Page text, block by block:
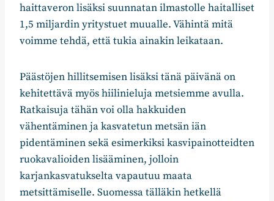
haittaveron lisäksi suunnatan ilmastolle haitalliset
1,5 miljardin yritystuet muualle. Vähintä mitä
voimme tehdä, että tukia ainakin leikataan.
Päästöjen hillitsemisen lisäksi tänä päivänä on
kehitettävä myös hiilinieluja metsiemme avulla.
Ratkaisuja tähän voi olla hakkuiden
vähentäminen ja kasvatetun metsän iän
pidentäminen sekä esimerkiksi kasvipainotteidten
ruokavalioiden lisääminen, jolloin
karjankasvatukselta vapautuu maata
metsittämiselle. Suomessa tälläkin hetkellä